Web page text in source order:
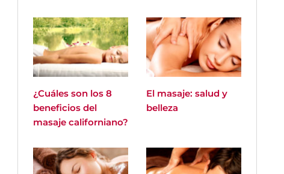
¿Cuáles son los 8
beneficios del
masaje californiano?
El masaje: salud y
belleza